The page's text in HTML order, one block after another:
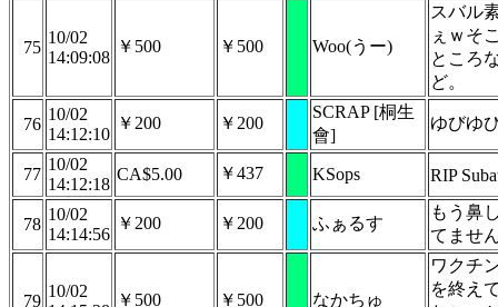
75
10/02
14:09:08
￥500 ￥500 Woo(うー)
スバル
ぇｗそ
ところ
ど。
76
10/02
14:12:10
￥200 ￥200
SCRAP [桐生
會]
ゆびゆ
77
10/02
14:12:18
CA$5.00 ￥437 KSops RIP
78
10/02
14:14:56
￥200 ￥200 ふぁるす
もう鼻
てませ
79
10/02
￥500 ￥500 なかちゅ
ワクチ
を終え